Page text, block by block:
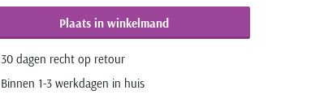
Plaats in winkelmand
30 dagen recht op retour
Binnen 1-3 werkdagen in huis